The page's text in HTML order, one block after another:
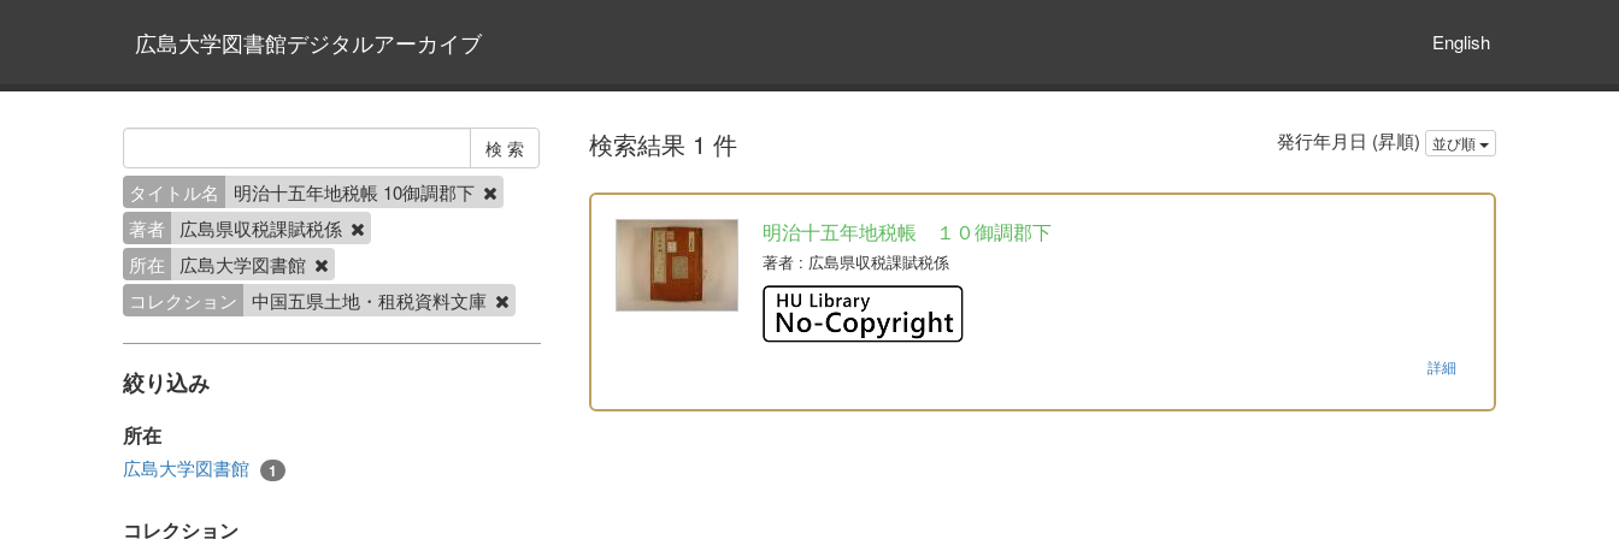
広島大学図書館デジタルアーカイブ English
タイトル名
明治十五年地税帳 10御調郡下
著者
広島県収税課賦税係
所在
広島大学図書館
コレクション
中国五県土地・租税資料文庫
絞り込み
所在
広島大学図書館 1
コレクション
検索結果 1 件 発行年月日 (昇順) 並び順
明治十五年地税帳 １０御調郡下
著者: 広島県収税課賦税係
詳細